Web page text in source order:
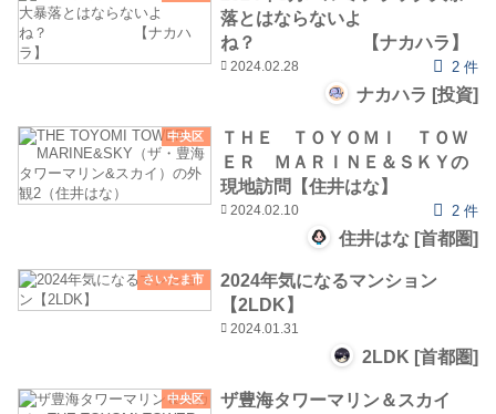
落とはならないよ
ね？ 【ナカハラ】
2024.02.28 2 件
ナカハラ [投資]
中央区
ＴＨＥ ＴＯＹＯＭＩ ＴＯＷ
ＥＲ ＭＡＲＩＮＥ＆ＳＫＹの
現地訪問【住井はな】
2024.02.10 2 件
住井はな [首都圏]
さいたま市
2024年気になるマンション
【2LDK】
2024.01.31
2LDK [首都圏]
中央区
ザ豊海タワーマリン＆スカイ